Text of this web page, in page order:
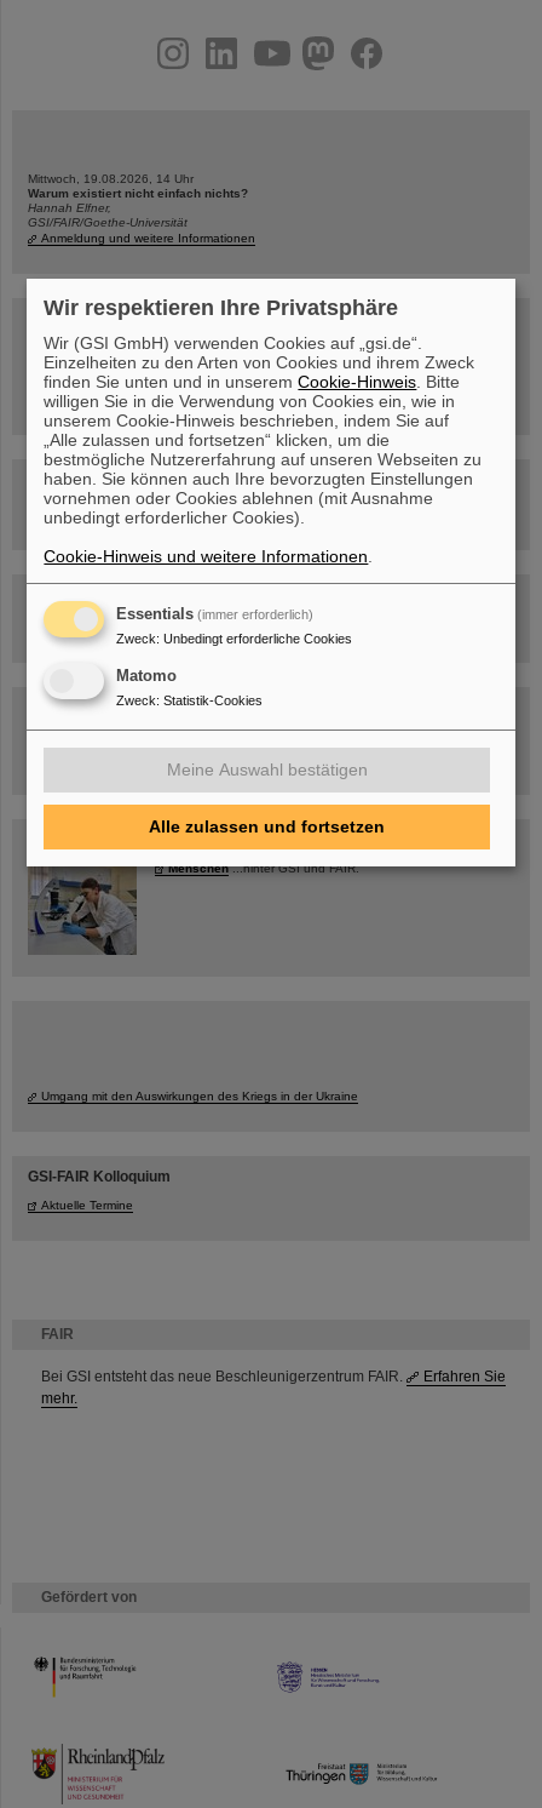
FAIR
Bei GSI entsteht das neue Beschleunigerzentrum FAIR.
Erfahren Sie
mehr.
Gefördert von
HMWK
TMWWDG
youtubehelmholtz.socialfacebook
Mittwoch, 19.08.2026, 14 Uhr
Warum existiert nicht einfach nichts?
Hannah Elfner,
GSI/FAIR/Goethe-Universität
Anmeldung und weitere Informationen
geöffnet Di – Fr,
12 – 17 Uhr
Sa, 11.07.26, 10:30-16:00 Uhr
Ernst-Ludwig-Str. 22
Innenstadt Darmstadt
FAIR-Trailer: Der Weg der Teilchen durch die
Beschleunigeranlage
Besichtigung von GSI/FAIR –
Menschen...hinter GSI und FAIR.
Umgang mit den Auswirkungen des Kriegs in der Ukraine
GSI-FAIR Kolloquium
Aktuelle Termine
Wir respektieren Ihre Privatsphäre
Wir (GSI GmbH) verwenden Cookies auf „gsi.de“.
Einzelheiten zu den Arten von Cookies und ihrem Zweck
finden Sie unten und in unseremCookie-Hinweis . Bitte
willigen Sie in die Verwendung von Cookies ein, wie in
unserem Cookie-Hinweis beschrieben, indem Sie auf
„Alle zulassen und fortsetzen“ klicken, um die
bestmögliche Nutzererfahrung auf unseren Webseiten zu
haben. Sie können auch Ihre bevorzugten Einstellungen
vornehmen oder Cookies ablehnen (mit Ausnahme
unbedingt erforderlicher Cookies).
Cookie-Hinweis und weitere Informationen
Essentials (immer erforderlich)
Zweck: Unbedingt erforderliche Cookies
Matomo
Zweck: Statistik-Cookies
Meine Auswahl bestätigen
Alle zulassen und fortsetzen